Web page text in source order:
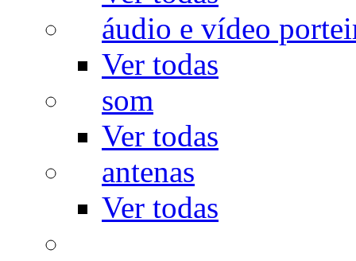
áudio e vídeo
Ver todas
som
Ver todas
antenas
Ver todas